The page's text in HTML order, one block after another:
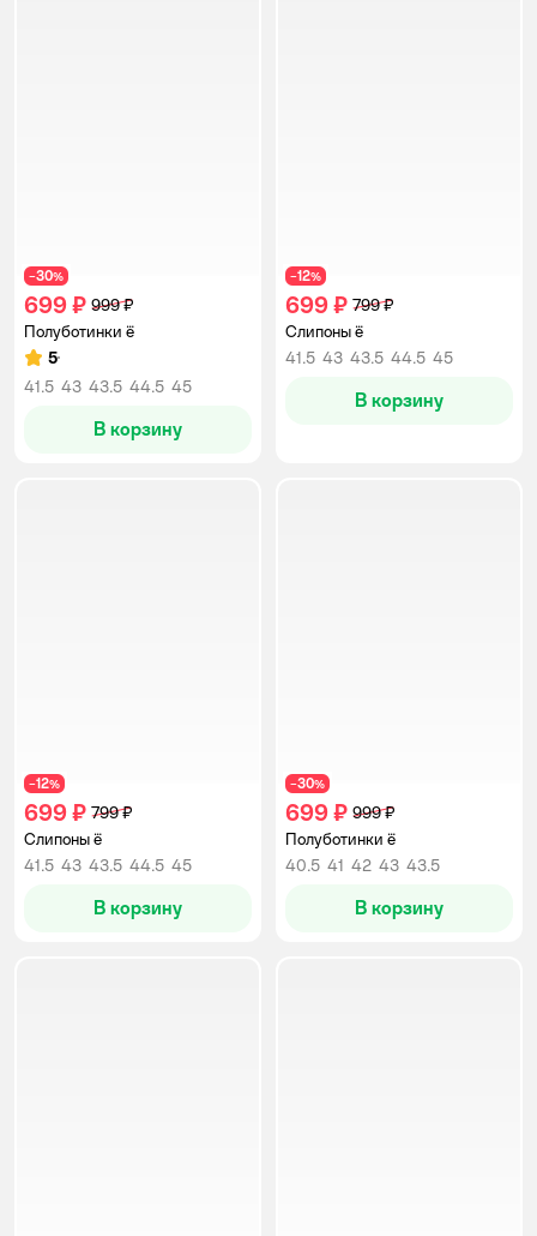
−30%
699 ₽ 999 ₽
Полуботинки ё
Рейтинг:
5
41.5 43 43.5 44.5 45
В корзину
−12%
699 ₽ 799 ₽
Слипоны ё
41.5 43 43.5 44.5 45
В корзину
−12%
699 ₽ 799 ₽
Слипоны ё
41.5 43 43.5 44.5 45
В корзину
−30%
699 ₽ 999 ₽
Полуботинки ё
40.5 41 42 43 43.5
В корзину